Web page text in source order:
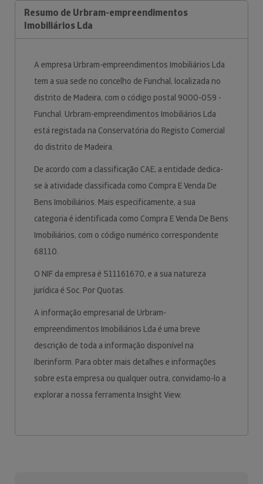
Resumo de Urbram-empreendimentos
Imobiliários Lda
A empresa Urbram-empreendimentos Imobiliários Lda
tem a sua sede no concelho de Funchal, localizada no
distrito de Madeira, com o código postal 9000-059 -
Funchal. Urbram-empreendimentos Imobiliários Lda
está registada na Conservatória do Registo Comercial
do distrito de Madeira.
De acordo com a classificação CAE, a entidade dedica-
se à atividade classificada como Compra E Venda De
Bens Imobiliários. Mais especificamente, a sua
categoria é identificada como Compra E Venda De Bens
Imobiliários, com o código numérico correspondente
68110.
O NIF da empresa é 511161670, e a sua natureza
jurídica é Soc. Por Quotas.
A informação empresarial de Urbram-
empreendimentos Imobiliários Lda é uma breve
descrição de toda a informação disponível na
Iberinform. Para obter mais detalhes e informações
sobre esta empresa ou qualquer outra, convidamo-lo a
explorar a nossa ferramenta Insight View.